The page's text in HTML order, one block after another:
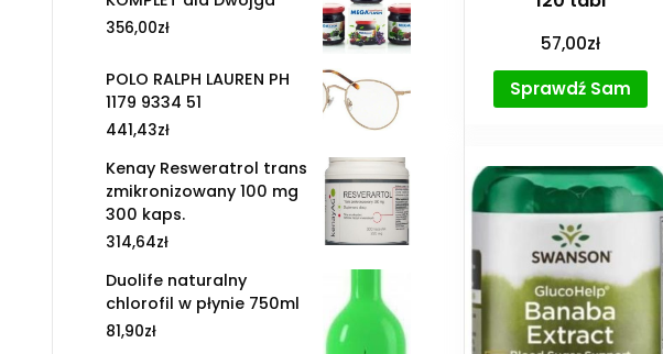
57,00zł
Sprawdź Sam
356,00zł
POLO RALPH LAUREN PH
1179 9334 51
441,43zł
Kenay Resweratrol trans
zmikronizowany 100 mg
300 kaps.
314,64zł
Duolife naturalny
chlorofil w płynie 750ml
81,90zł